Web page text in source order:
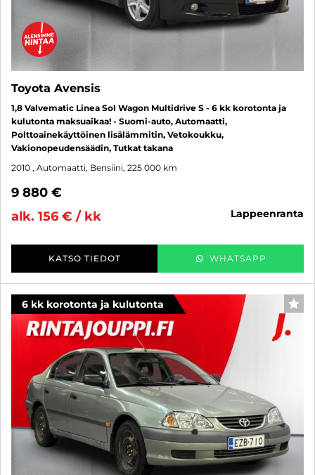
Toyota Avensis
1,8 Valvematic Linea Sol Wagon Multidrive S - 6 kk korotonta ja
kulutonta maksuaikaa! - Suomi-auto, Automaatti,
Polttoainekäyttöinen lisälämmitin, Vetokoukku,
Vakionopeudensäädin, Tutkat takana
2010 , Automaatti, Bensiini, 225 000 km
9 880 €
alk. 156 € / kk
lappeenranta
KATSO TIEDOT WHATSAPP
6 kk korotonta ja kulutonta